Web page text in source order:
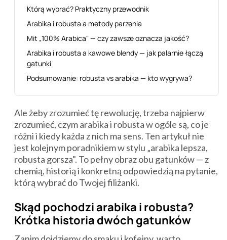
Którą wybrać? Praktyczny przewodnik
Arabika i robusta a metody parzenia
Mit „100% Arabica" — czy zawsze oznacza jakość?
Arabika i robusta a kawowe blendy — jak palarnie łączą
gatunki
Podsumowanie: robusta vs arabika — kto wygrywa?
Ale żeby zrozumieć tę rewolucję, trzeba najpierw
zrozumieć, czym arabika i robusta w ogóle są, co je
różni i kiedy każda z nich ma sens. Ten artykuł nie
jest kolejnym poradnikiem w stylu „arabika lepsza,
robusta gorsza". To pełny obraz obu gatunków — z
chemią, historią i konkretną odpowiedzią na pytanie,
którą wybrać do Twojej filiżanki.
Skąd pochodzi arabika i robusta?
Krótka historia dwóch gatunków